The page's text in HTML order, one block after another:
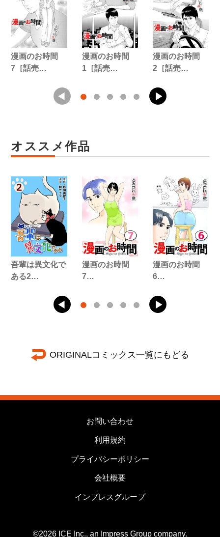
漫画のお時間
7［話売…
漫画のお時間
1［話売…
漫画のお時間
2［話売…
オススメ作品
吾輩は異文化で
ある2…
漫画のお時間
7…
漫画のお時間
6…
ORIGINALコミックス一覧にもどる
お問い合わせ
利用規約
プライバシーポリシー
会社概要
インプレスグループ
©2026 ICE Inc., an Impress Group company.